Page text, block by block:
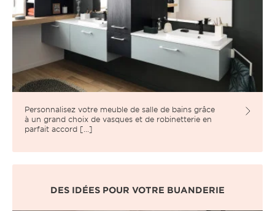
Personnalisez votre meuble de salle de bains grâce
à un grand choix de vasques et de robinetterie en
parfait accord [...]
DES IDÉES POUR VOTRE BUANDERIE